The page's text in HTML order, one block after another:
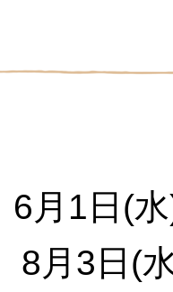
月1日(水
8月3日(